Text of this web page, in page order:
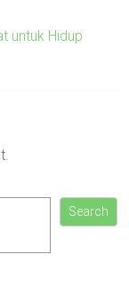
untuk Hidup
Search